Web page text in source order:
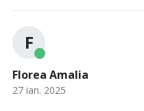
F
Florea Amalia
27 ian. 2025